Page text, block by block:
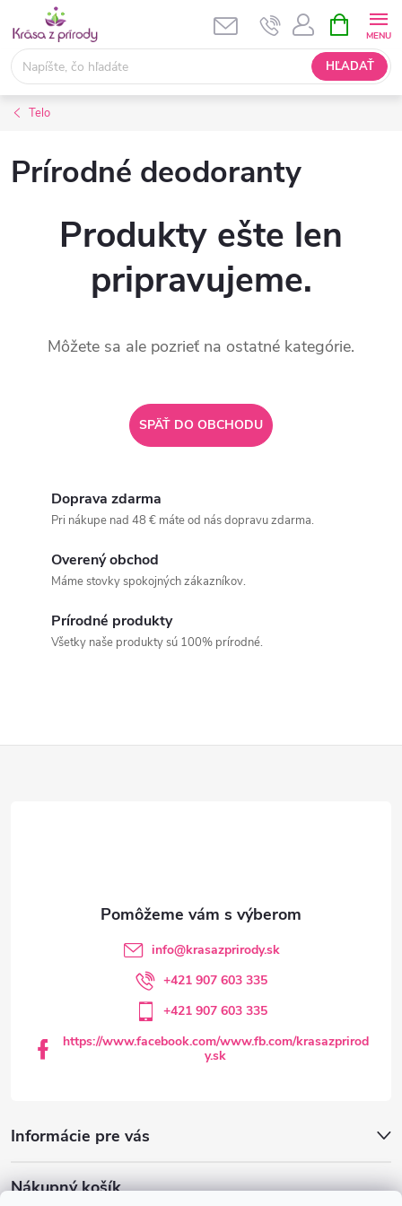
obsah
HĽADAŤ
KOŠÍK
Telo
Prírodné deodoranty
Produkty ešte len
pripravujeme.
Môžete sa ale pozrieť na ostatné kategórie.
SPÄŤ DO OBCHODU
Doprava zdarma
Pri nákupe nad 48 € máte od nás dopravu zdarma.
Overený obchod
Máme stovky spokojných zákazníkov.
Prírodné produkty
Všetky naše produkty sú 100% prírodné.
info@krasazprirody.sk
+421 907 603 335
+421 907 603 335
https://www.facebook.com/www.fb.com/krasazprirod
y.sk
Informácie pre vás
Nákupný košík